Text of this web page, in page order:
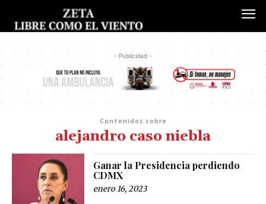
- Publicidad -
Contenidos sobre
alejandro caso niebla
Ganar la Presidencia perdiendo
CDMX
enero 16, 2023